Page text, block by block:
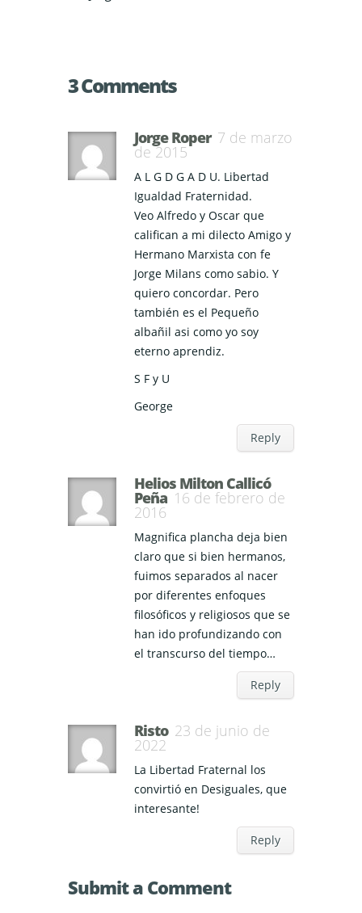
3 Comments
Jorge Roper 7 de marzo
de 2015
A L G D G A D U. Libertad
Igualdad Fraternidad.
Veo Alfredo y Oscar que
califican a mi dilecto Amigo y
Hermano Marxista con fe
Jorge Milans como sabio. Y
quiero concordar. Pero
también es el Pequeño
albañil asi como yo soy
eterno aprendiz.
S F y U
George
Reply
Helios Milton Callicó
Peña 16 de febrero de
2016
Magnifica plancha deja bien
claro que si bien hermanos,
fuimos separados al nacer
por diferentes enfoques
filosóficos y religiosos que se
han ido profundizando con
el transcurso del tiempo…
Reply
Risto 23 de junio de
2022
La Libertad Fraternal los
convirtió en Desiguales, que
interesante!
Reply
Submit a Comment